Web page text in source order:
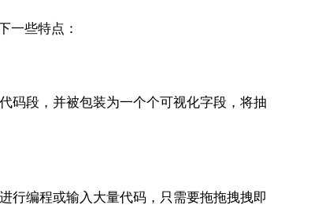
一些特点：
码段，并被包装为一个个可视化字段，将抽
行编程或输入大量代码，只需要拖拖拽拽即